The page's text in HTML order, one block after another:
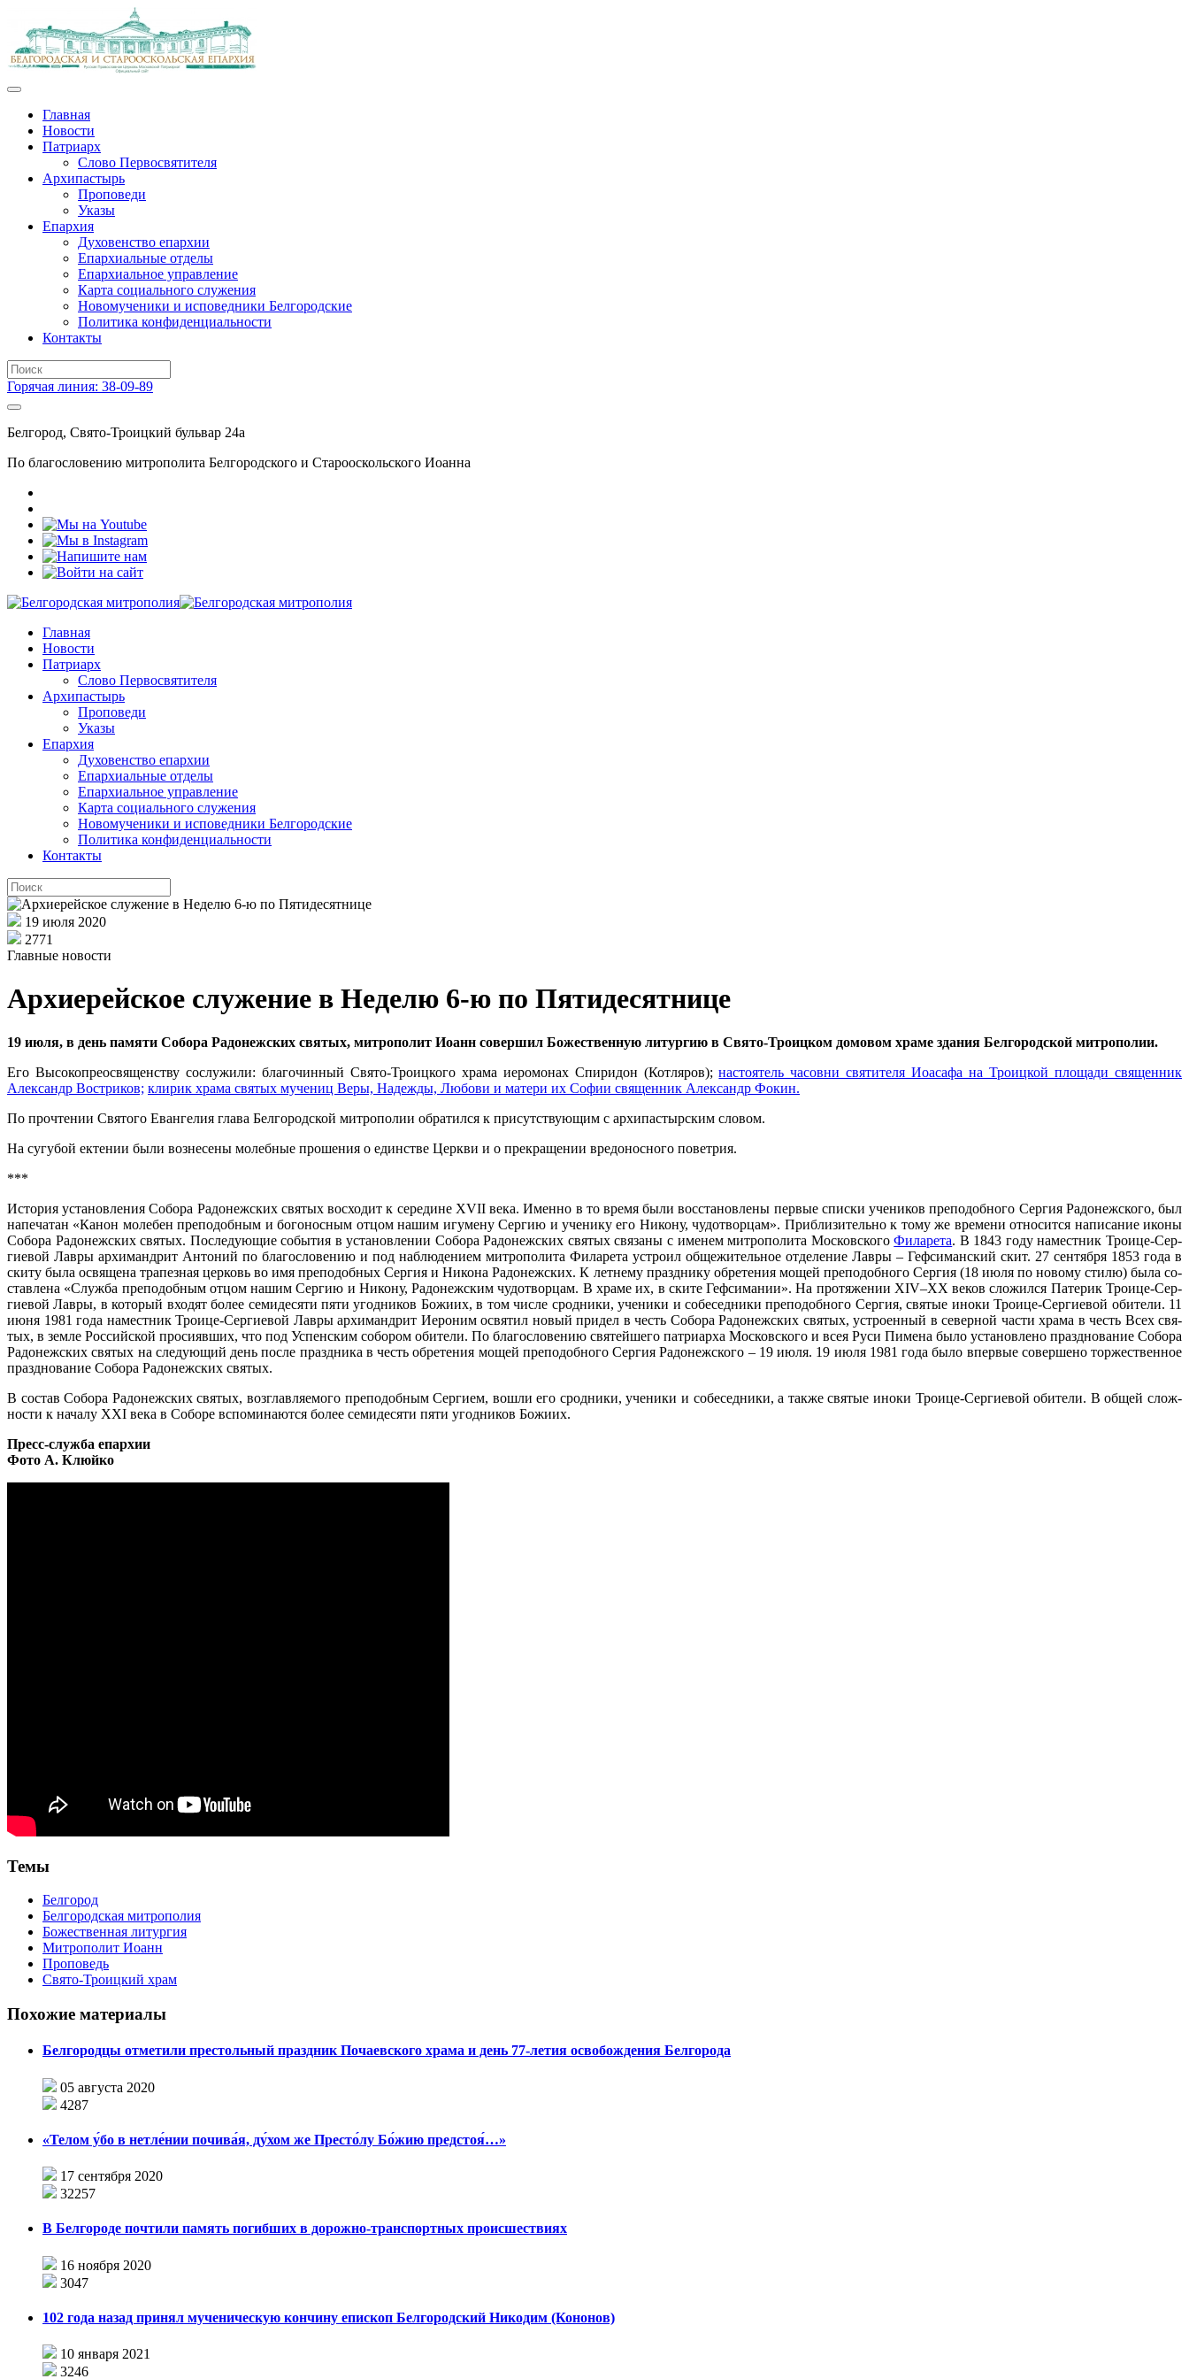
Главная
Новости
Патриарх
Слово Первосвятителя
Архипастырь
Проповеди
Указы
Епархия
Духовенство епархии
Епархиальные отделы
Епархиальное управление
Карта социального служения
Новомученики и исповедники Белгородские
Политика конфиденциальности
Контакты
Горячая линия: 38-09-89
Белгород, Свято-Троицкий бульвар 24а
По благословению митрополита Белгородского и Старооскольского Иоанна
Главная
Новости
Патриарх
Слово Первосвятителя
Архипастырь
Проповеди
Указы
Епархия
Духовенство епархии
Епархиальные отделы
Епархиальное управление
Карта социального служения
Новомученики и исповедники Белгородские
Политика конфиденциальности
Контакты
19 июля 2020
2771
Главные новости
Архиерейское служение в Неделю 6-ю по Пятидесятнице
19 июля, в день памяти Собора Радонежских святых, митрополит Иоанн совершил Божественную литургию в Свято-Троицком домовом храме здания Белгородской митрополии.
Его Высокопреосвященству сослужили: благочинный Свято-Троицкого храма иеромонах Спиридон (Котляров);настоятель часовни святителя Иоасафа на Троицкой площади священник
Александр Востриков; клирик храма святых мучениц Веры, Надежды, Любови и матери их Софии священник Александр Фокин.
По прочтении Святого Евангелия глава Белгородской митрополии обратился к присутствующим с архипастырским словом.
На сугубой ектении были вознесены молебные прошения о единстве Церкви и о прекращении вредоносного поветрия.
***
Ис­то­рия уста­нов­ле­ния Со­бо­ра Ра­до­неж­ских свя­тых вос­хо­дит к се­ре­дине XVII ве­ка. Имен­но в то вре­мя бы­ли вос­ста­нов­ле­ны пер­вые спис­ки уче­ни­ков пре­по­доб­но­го Сер­гия Ра­до­неж­ско­го, был
на­пе­ча­тан «Ка­нон мо­ле­бен пре­по­доб­ным и бо­го­нос­ным от­цом на­шим игу­ме­ну Сер­гию и уче­ни­ку его Ни­ко­ну, чу­до­твор­цам». При­бли­зи­тель­но к то­му же вре­ме­ни от­но­сит­ся на­пи­са­ние ико­ны
Со­бо­ра Ра­до­неж­ских свя­тых. По­сле­ду­ю­щие со­бы­тия в уста­нов­ле­нии Со­бо­ра Ра­до­неж­ских свя­тых свя­за­ны с име­нем мит­ро­по­ли­та Мос­ков­ско­го Фила­ре­та. В 1843 го­ду на­мест­ник Тро­и­це-Сер­
ги­е­вой Лав­ры ар­хи­манд­рит Ан­то­ний по бла­го­сло­ве­нию и под на­блю­де­ни­ем мит­ро­по­ли­та Фила­ре­та устро­ил об­ще­жи­тель­ное от­де­ле­ние Лав­ры – Геф­си­ман­ский скит. 27 сен­тяб­ря 1853 го­да в
ски­ту бы­ла освя­ще­на тра­пез­ная цер­ковь во имя пре­по­доб­ных Сер­гия и Ни­ко­на Ра­до­неж­ских. К лет­не­му празд­ни­ку об­ре­те­ния мо­щей пре­по­доб­но­го Сер­гия (18 июля по но­во­му сти­лю) бы­ла со­
став­ле­на «Служ­ба пре­по­доб­ным от­цом на­шим Сер­гию и Ни­ко­ну, Ра­до­неж­ским чу­до­твор­цам. В хра­ме их, в ски­те Геф­си­ма­нии». На про­тя­же­нии XIV–XX ве­ков сло­жил­ся Па­те­рик Тро­и­це-Сер­
ги­е­вой Лав­ры, в ко­то­рый вхо­дят бо­лее се­ми­де­ся­ти пя­ти угод­ни­ков Бо­жи­их, в том чис­ле срод­ни­ки, уче­ни­ки и со­бе­сед­ни­ки пре­по­доб­но­го Сер­гия, свя­тые ино­ки Тро­и­це-Сер­ги­е­вой оби­те­ли. 11
июня 1981 го­да на­мест­ник Тро­и­це-Сер­ги­е­вой Лав­ры ар­хи­манд­рит Иеро­ним освя­тил но­вый при­дел в честь Со­бо­ра Ра­до­неж­ских свя­тых, устро­ен­ный в се­вер­ной ча­сти хра­ма в честь Всех свя­
тых, в зем­ле Рос­сий­ской про­си­яв­ших, что под Успен­ским со­бо­ром оби­те­ли. По бла­го­сло­ве­нию свя­тей­ше­го пат­ри­ар­ха Мос­ков­ско­го и всея Ру­си Пи­ме­на бы­ло уста­нов­ле­но празд­но­ва­ние Со­бо­ра
Ра­до­неж­ских свя­тых на сле­ду­ю­щий день по­сле празд­ни­ка в честь об­ре­те­ния мо­щей пре­по­доб­но­го Сер­гия Ра­до­неж­ско­го – 19 июля. 19 июля 1981 го­да бы­ло впер­вые со­вер­ше­но тор­же­ствен­ное
празд­но­ва­ние Со­бо­ра Ра­до­неж­ских свя­тых.
В со­став Со­бо­ра Ра­до­неж­ских свя­тых, воз­глав­ля­е­мо­го пре­по­доб­ным Сер­ги­ем, во­шли его срод­ни­ки, уче­ни­ки и со­бе­сед­ни­ки, а так­же свя­тые ино­ки Тро­и­це-Сер­ги­е­вой оби­те­ли. В об­щей слож­
но­сти к на­ча­лу XXI ве­ка в Со­бо­ре вспо­ми­на­ют­ся бо­лее се­ми­де­ся­ти пя­ти угод­ни­ков Бо­жи­их.
Пресс-служба епархии
Фото А. Клюйко
Темы
Белгород
Белгородская митрополия
Божественная литургия
Митрополит Иоанн
Проповедь
Свято-Троицкий храм
Похожие материалы
Белгородцы отметили престольный праздник Почаевского храма и день 77-летия освобождения Белгорода
05 августа 2020
4287
«Телом у́бо в нетле́нии почива́я, ду́хом же Престо́лу Бо́жию предстоя́…»
17 сентября 2020
32257
В Белгороде почтили память погибших в дорожно-транспортных происшествиях
16 ноября 2020
3047
102 года назад принял мученическую кончину епископ Белгородский Никодим (Кононов)
10 января 2021
3246